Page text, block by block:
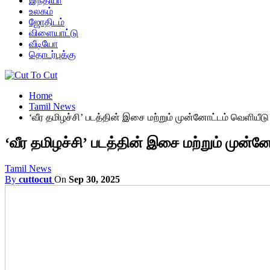
உலகம்
ஜோதிடம்
விளையாட்டு
வீடியோ
தொடர்புக்கு
Home
Tamil News
‘வீர தமிழச்சி’ படத்தின் இசை மற்றும் முன்னோட்டம் வெளியீடு
‘வீர தமிழச்சி’ படத்தின் இசை மற்றும்
Tamil News
By cuttocut On Sep 30, 2025